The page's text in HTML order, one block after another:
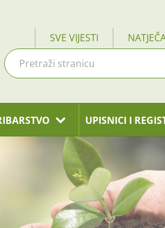
SVE VIJESTI
UPISNICI I